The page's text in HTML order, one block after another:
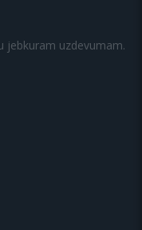
jebkuram uzdevumam.